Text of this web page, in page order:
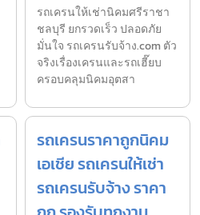
รถเครนให้เช่านิคมศรีราชา
ชลบุรี ยกรวดเร็ว ปลอดภัย
มั่นใจ รถเครนรับจ้าง.com ตัว
จริงเรื่องเครนและรถเฮี๊ยบ
ครอบคลุมนิคมอุตสา
รถเครนราคาถูกนิคม
เอเชีย รถเครนให้เช่า
รถเครนรับจ้าง ราคา